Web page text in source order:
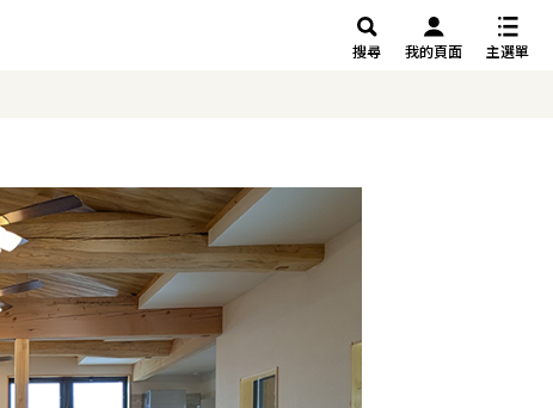
搜尋 我的頁面 主選單